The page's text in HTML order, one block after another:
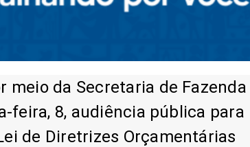
meio da Secretaria de Fazenda
feira, 8, audiência pública para
de Diretrizes Orçamentárias